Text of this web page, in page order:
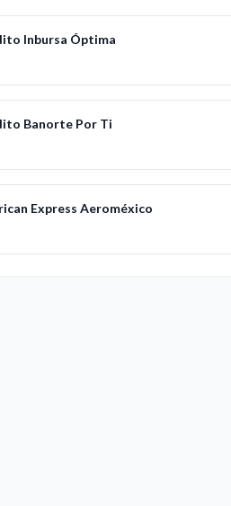
Inbursa Óptima
Banorte Por Ti
Express Aeroméxico